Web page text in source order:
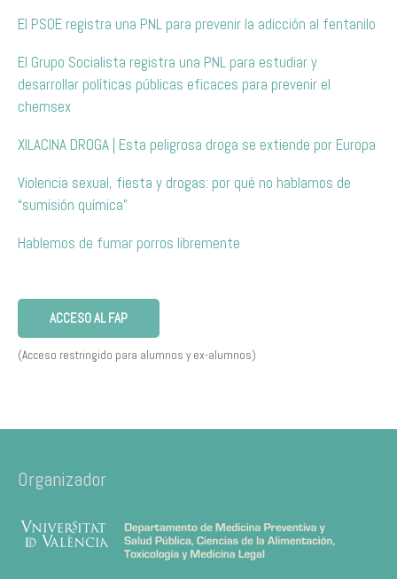
El PSOE registra una PNL para prevenir la adicción al fentanilo
El Grupo Socialista registra una PNL para estudiar y
desarrollar políticas públicas eficaces para prevenir el
chemsex
XILACINA DROGA | Esta peligrosa droga se extiende por Europa
Violencia sexual, fiesta y drogas: por qué no hablamos de
“sumisión química”
Hablemos de fumar porros libremente
ACCESO AL FAP
(Acceso restringido para alumnos y ex-alumnos)
Organizador